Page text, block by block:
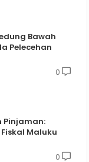
Bawah
Pelecehan
0
Pinjaman:
Maluku
0